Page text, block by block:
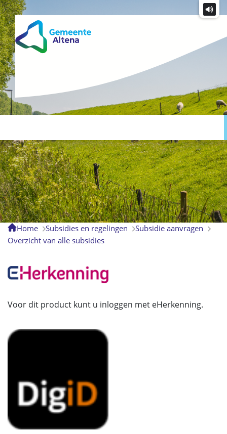
Home Subsidies en regelingen
Subsidie aanvragen
Overzicht van alle subsidies
Voor dit product kunt u inloggen met eHerkenning.